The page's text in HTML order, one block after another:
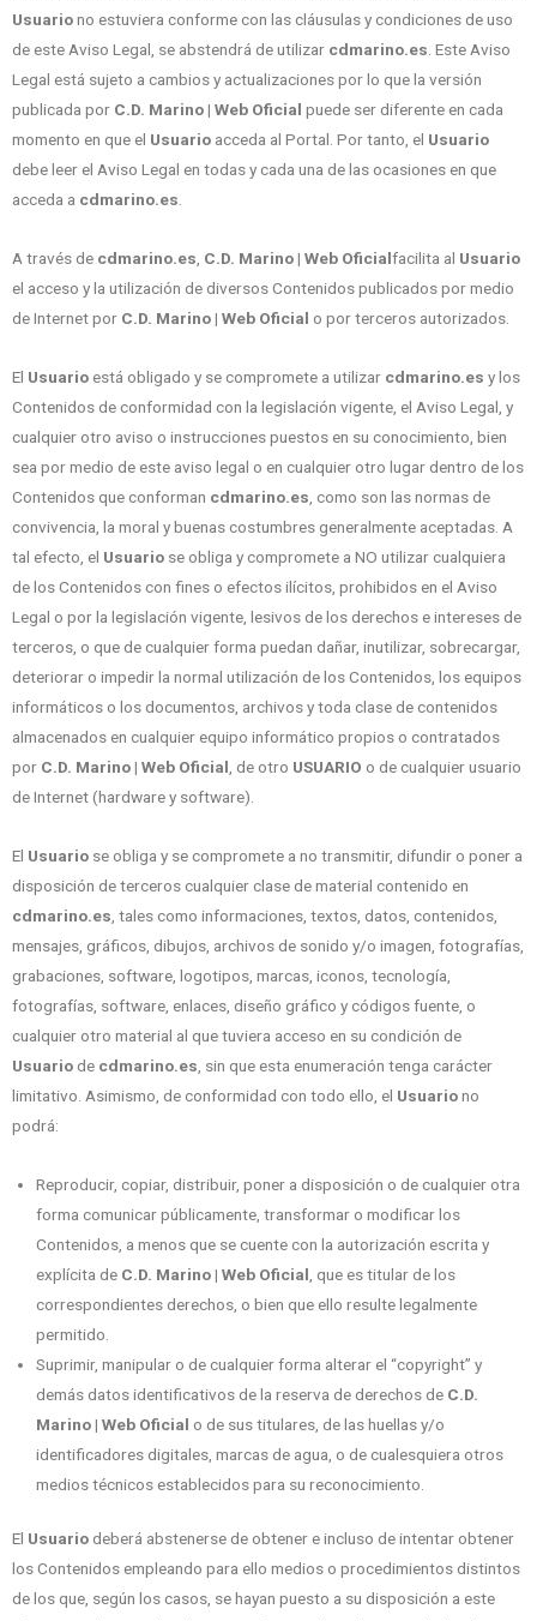
Usuariono estuviera conforme con las cláusulas y condiciones de uso
de este Aviso Legal, se abstendrá de utilizar cdmarino.es . Este Aviso
Legal está sujeto a cambios y actualizaciones por lo que la versión
publicada por C.D. Marino | Web Oficial puede ser diferente en cada
momento en que el Usuario acceda al Portal. Por tanto, el Usuario
debe leer el Aviso Legal en todas y cada una de las ocasiones en que
acceda a cdmarino.es
A través de cdmarino.es C.D. Marino | Web Oficialfacilita al Usuario
el acceso y la utilización de diversos Contenidos publicados por medio
de Internet por C.D. Marino | Web Oficial o por terceros autorizados.
El Usuarioestá obligado y se compromete a utilizar cdmarino.es y los
Contenidos de conformidad con la legislación vigente, el Aviso Legal, y
cualquier otro aviso o instrucciones puestos en su conocimiento, bien
sea por medio de este aviso legal o en cualquier otro lugar dentro de los
Contenidos que conforman cdmarino.es , como son las normas de
convivencia, la moral y buenas costumbres generalmente aceptadas. A
tal efecto, el Usuario se obliga y compromete a NO utilizar cualquiera
de los Contenidos con fines o efectos ilícitos, prohibidos en el Aviso
Legal o por la legislación vigente, lesivos de los derechos e intereses de
terceros, o que de cualquier forma puedan dañar, inutilizar, sobrecargar,
deteriorar o impedir la normal utilización de los Contenidos, los equipos
informáticos o los documentos, archivos y toda clase de contenidos
almacenados en cualquier equipo informático propios o contratados
por C.D. Marino | Web Oficial , de otro USUARIO o de cualquier usuario
de Internet (hardware y software).
El Usuario se obliga y se compromete a no transmitir, difundir o poner a
disposición de terceros cualquier clase de material contenido en
cdmarino.es , tales como informaciones, textos, datos, contenidos,
mensajes, gráficos, dibujos, archivos de sonido y/o imagen, fotografías,
grabaciones, software, logotipos, marcas, iconos, tecnología,
fotografías, software, enlaces, diseño gráfico y códigos fuente, o
cualquier otro material al que tuviera acceso en su condición de
Usuariode cdmarino.es , sin que esta enumeración tenga carácter
limitativo. Asimismo, de conformidad con todo ello, el Usuariono
podrá:
Reproducir, copiar, distribuir, poner a disposición o de cualquier otra
forma comunicar públicamente, transformar o modificar los
Contenidos, a menos que se cuente con la autorización escrita y
explícita de C.D. Marino | Web Oficial , que es titular de los
correspondientes derechos, o bien que ello resulte legalmente
permitido.
Suprimir, manipular o de cualquier forma alterar el “copyright” y
demás datos identificativos de la reserva de derechos de C.D.
Marino | Web Oficial o de sus titulares, de las huellas y/o
identificadores digitales, marcas de agua, o de cualesquiera otros
medios técnicos establecidos para su reconocimiento.
El Usuariodeberá abstenerse de obtener e incluso de intentar obtener
los Contenidos empleando para ello medios o procedimientos distintos
de los que, según los casos, se hayan puesto a su disposición a este